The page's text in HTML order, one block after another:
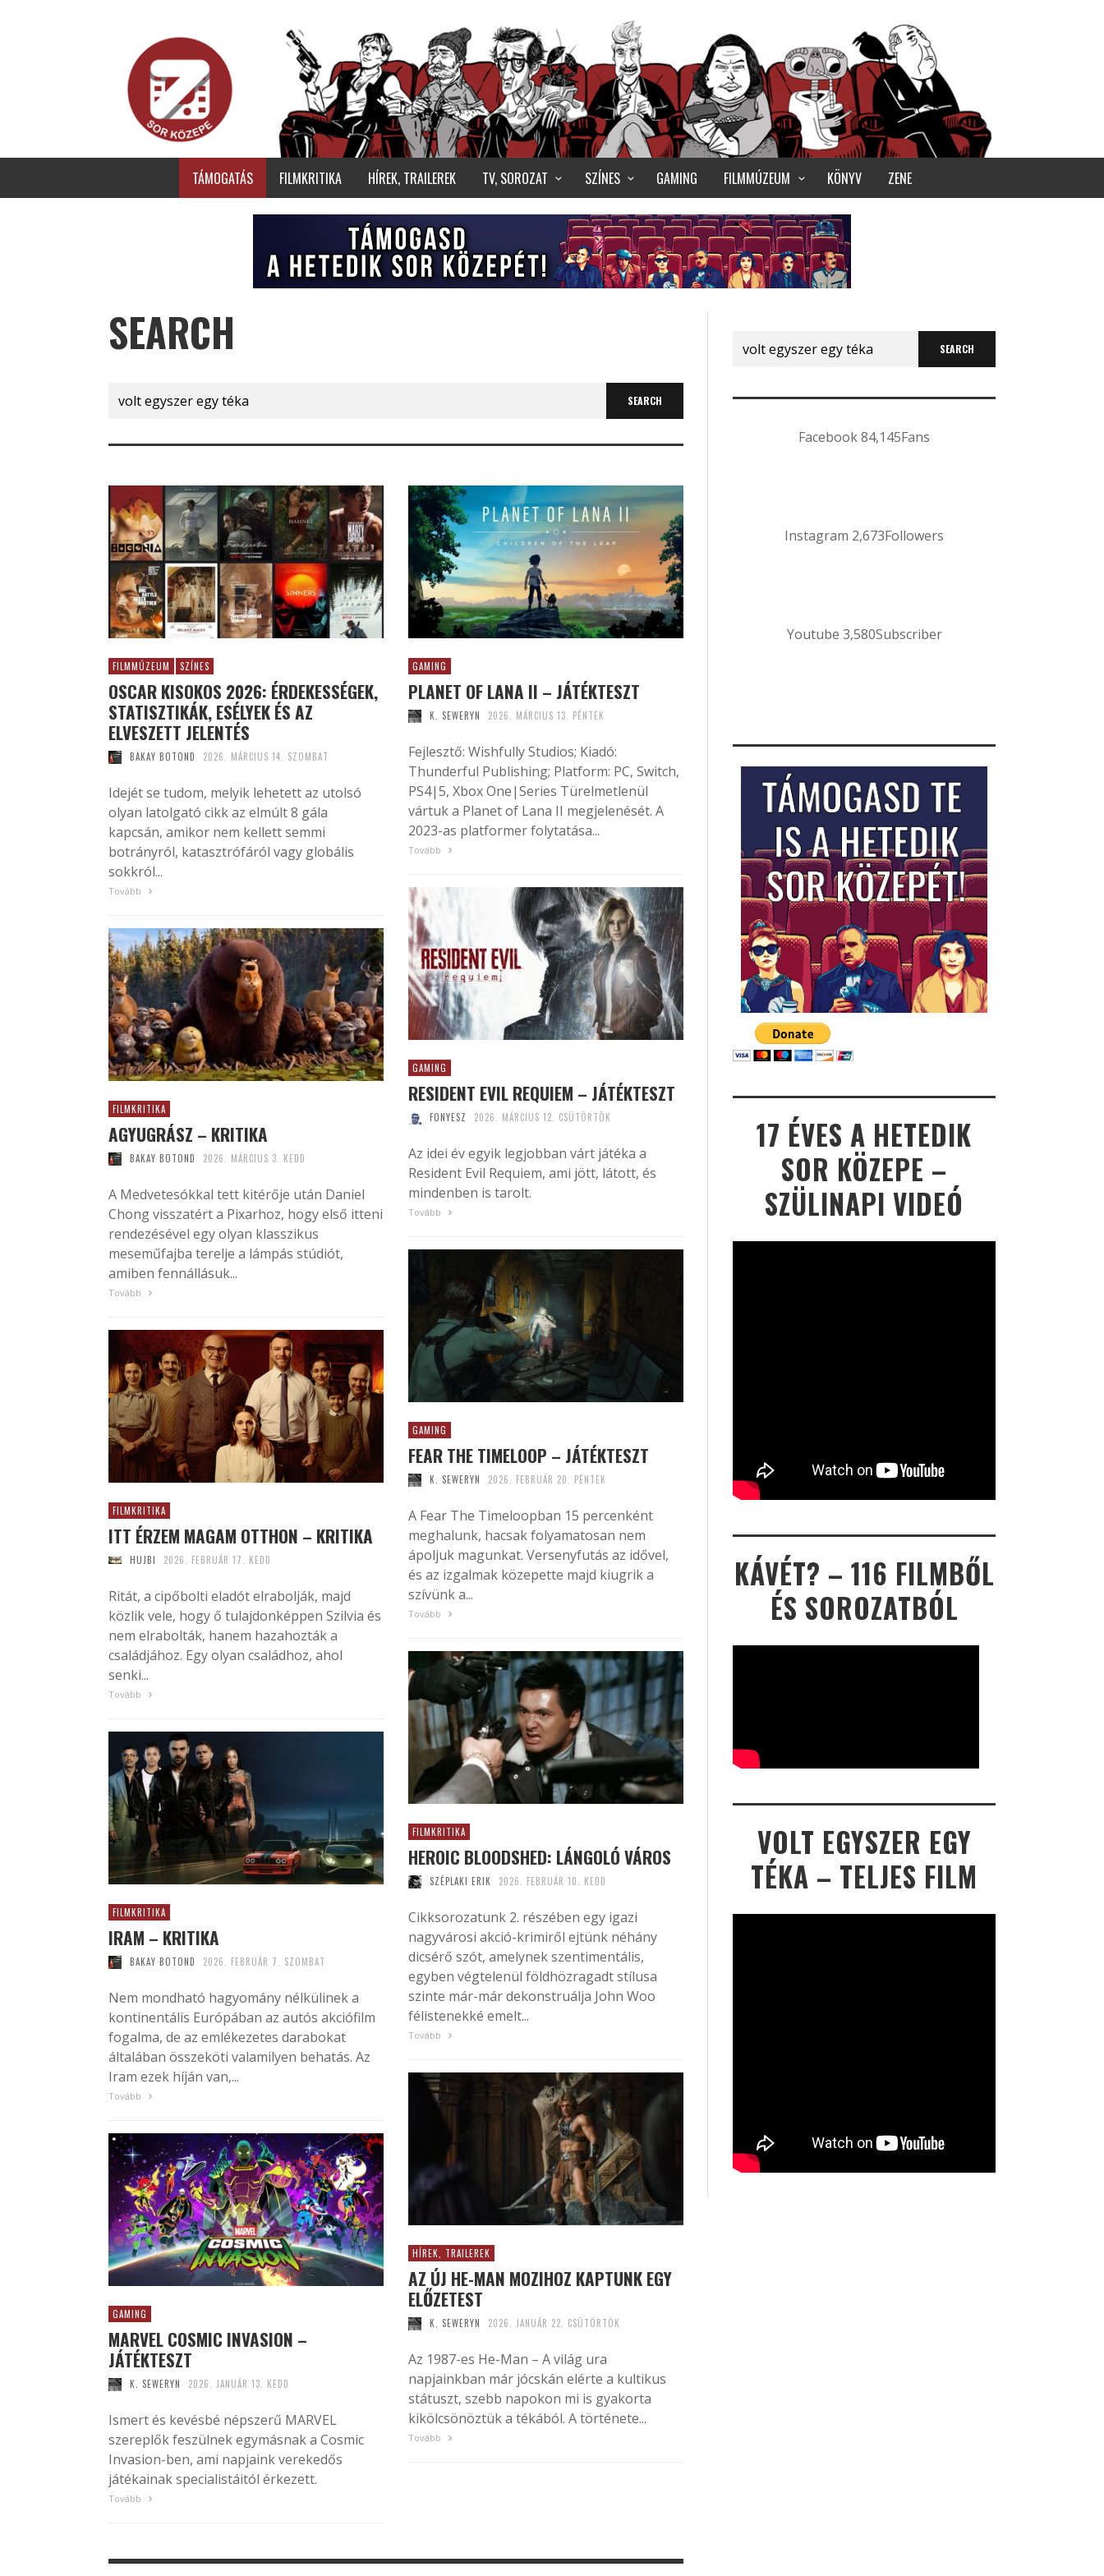
TÁMOGATÁS FILMKRITIKA HÍREK, TRAILEREK TV, SOROZAT SZÍNES GAMING FILMMÚZEUM KÖNYV ZENE
SEARCH
Search
for:
FILMMÚZEUM SZÍNES
OSCAR KISOKOS 2026: ÉRDEKESSÉGEK,
STATISZTIKÁK, ESÉLYEK ÉS AZ
ELVESZETT JELENTÉS
BAKAY BOTOND 2026. MÁRCIUS 14. SZOMBAT
Idejét se tudom, melyik lehetett az utolsó
olyan latolgató cikk az elmúlt 8 gála
kapcsán, amikor nem kellett semmi
botrányról, katasztrófáról vagy globális
sokkról...
Tovább
GAMING
PLANET OF LANA II – JÁTÉKTESZT
K. SEWERYN 2026. MÁRCIUS 13. PÉNTEK
Fejlesztő: Wishfully Studios; Kiadó:
Thunderful Publishing; Platform: PC, Switch,
PS4|5, Xbox One|Series Türelmetlenül
vártuk a Planet of Lana II megjelenését. A
2023-as platformer folytatása...
Tovább
GAMING
RESIDENT EVIL REQUIEM – JÁTÉKTESZT
FONYESZ 2026. MÁRCIUS 12. CSÜTÖRTÖK
Az idei év egyik legjobban várt játéka a
Resident Evil Requiem, ami jött, látott, és
mindenben is tarolt.
Tovább
FILMKRITIKA
AGYUGRÁSZ – KRITIKA
BAKAY BOTOND 2026. MÁRCIUS 3. KEDD
A Medvetesókkal tett kitérője után Daniel
Chong visszatért a Pixarhoz, hogy első itteni
rendezésével egy olyan klasszikus
meseműfajba terelje a lámpás stúdiót,
amiben fennállásuk...
Tovább
GAMING
FEAR THE TIMELOOP – JÁTÉKTESZT
K. SEWERYN 2026. FEBRUÁR 20. PÉNTEK
A Fear The Timeloopban 15 percenként
meghalunk, hacsak folyamatosan nem
ápoljuk magunkat. Versenyfutás az idővel,
és az izgalmak közepette majd kiugrik a
szívünk a...
Tovább
FILMKRITIKA
ITT ÉRZEM MAGAM OTTHON – KRITIKA
HUJBI 2026. FEBRUÁR 17. KEDD
Ritát, a cipőbolti eladót elrabolják, majd
közlik vele, hogy ő tulajdonképpen Szilvia és
nem elrabolták, hanem hazahozták a
családjához. Egy olyan családhoz, ahol
senki...
Tovább
FILMKRITIKA
HEROIC BLOODSHED: LÁNGOLÓ VÁROS
SZÉPLAKI ERIK 2026. FEBRUÁR 10. KEDD
Cikksorozatunk 2. részében egy igazi
nagyvárosi akció-krimiről ejtünk néhány
dicsérő szót, amelynek szentimentális,
egyben végtelenül földhözragadt stílusa
szinte már-már dekonstruálja John Woo
félistenekké emelt...
Tovább
FILMKRITIKA
IRAM – KRITIKA
BAKAY BOTOND 2026. FEBRUÁR 7. SZOMBAT
Nem mondható hagyomány nélkülinek a
kontinentális Európában az autós akciófilm
fogalma, de az emlékezetes darabokat
általában összeköti valamilyen behatás. Az
Iram ezek híján van,...
Tovább
HÍREK, TRAILEREK
AZ ÚJ HE-MAN MOZIHOZ KAPTUNK EGY
ELŐZETEST
K. SEWERYN 2026. JANUÁR 22. CSÜTÖRTÖK
Az 1987-es He-Man – A világ ura
napjainkban már jócskán elérte a kultikus
státuszt, szebb napokon mi is gyakorta
kikölcsönöztük a tékából. A története...
Tovább
GAMING
MARVEL COSMIC INVASION –
JÁTÉKTESZT
K. SEWERYN 2026. JANUÁR 13. KEDD
Ismert és kevésbé népszerű MARVEL
szereplők feszülnek egymásnak a Cosmic
Invasion-ben, ami napjaink verekedős
játékainak specialistáitól érkezett.
Tovább
Search
for:
Facebook84,145Fans
Instagram 2,673Followers
Youtube 3,580Subscriber
17 ÉVES A HETEDIK
SOR KÖZEPE –
SZÜLINAPI VIDEÓ
KÁVÉT? – 116 FILMBŐL
ÉS SOROZATBÓL
VOLT EGYSZER EGY
TÉKA – TELJES FILM